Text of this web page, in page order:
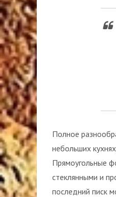
Полное
небольших
Прямоугольные
стеклянными и
последний писк